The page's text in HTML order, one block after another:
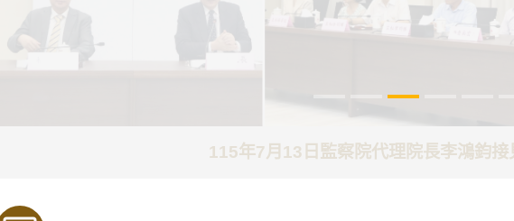
115年7月13日監察院代理院長李鴻鈞